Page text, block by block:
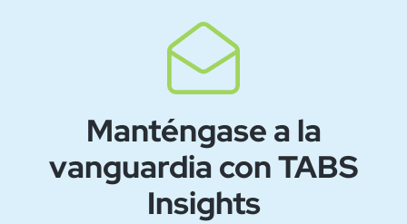
Manténgase a la
vanguardia con TABS
Insights